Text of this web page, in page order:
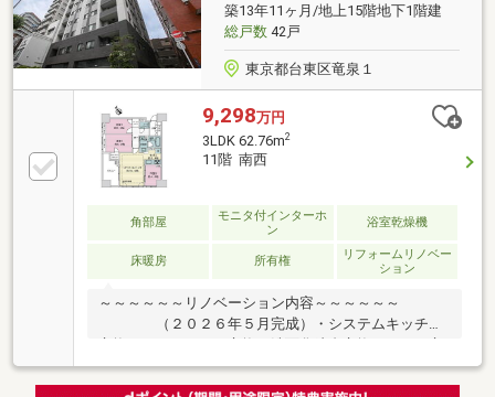
築13年11ヶ月/地上15階地下1階建
総戸数42戸
東京都台東区竜泉１
9,298万円
3LDK 62.76m2
11階 南西
角部屋
モニタ付インターホ
ン
浴室乾燥機
床暖房 所有権
リフォームリノベー
ション
～～～～～～リノベーション内容～～～～～～
（２０２６年５月完成）・システムキッチン
交換・ユニットバス交換・洗面化粧台交換・トイレ交
換 ・建具交換 ・フローリング張替え ・ク
ロス貼り換え ・・・等～～～～～～～～～～～～